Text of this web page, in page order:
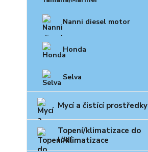
Nanni diesel motor
Honda
Selva
Mycí a čistící prostředky
Topení/klimatizace do
lodí